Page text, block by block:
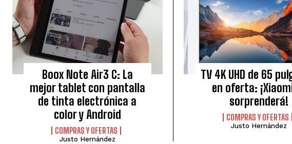
Boox Note Air3 C: La
mejor tablet con pantalla
de tinta electrónica a
color y Android
COMPRAS Y OFERTAS
Justo Hernández
TV 4K UHD de 65
en oferta:
sorprenderá!
COMPRAS Y OFERTAS
Justo Hernández